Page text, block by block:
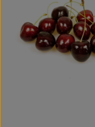
Accessoires et divers
Cosmétique et